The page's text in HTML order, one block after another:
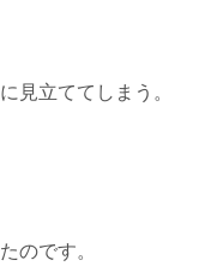
見立ててしまう。
のです。